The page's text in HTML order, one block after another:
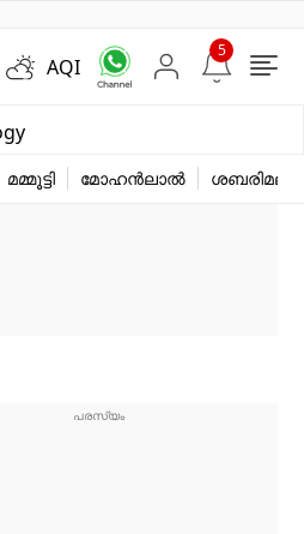
AQI
5
മമ്മൂട്ടി മോഹൻലാൽ ശബരിമല